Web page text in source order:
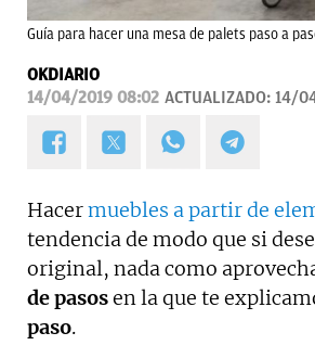
Guía para hacer una mesa de palets paso a
OKDIARIO
14/04/2019 08:02 ACTUALIZADO: 14/
Hacermuebles a partir de
tendencia de modo que si
original, nada como
de pasosen la que te
paso.